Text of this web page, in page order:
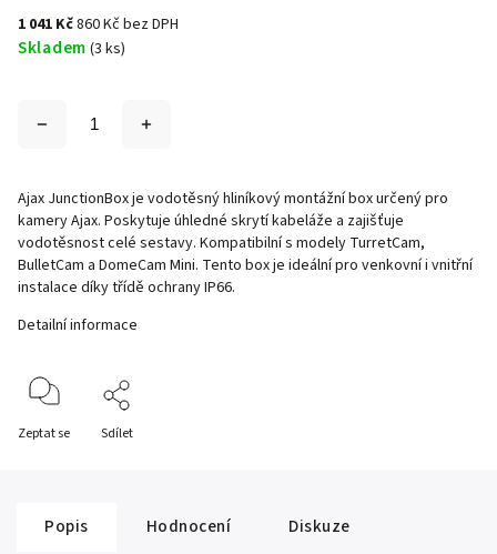
1 041 Kč860 Kč bez DPH
Skladem (3 ks)
Ajax JunctionBox je vodotěsný hliníkový montážní box určený pro
kamery Ajax. Poskytuje úhledné skrytí kabeláže a zajišťuje
vodotěsnost celé sestavy. Kompatibilní s modely TurretCam,
BulletCam a DomeCam Mini. Tento box je ideální pro venkovní i vnitřní
instalace díky třídě ochrany IP66.
Detailní informace
Zeptat se Sdílet
Popis Hodnocení
Diskuze